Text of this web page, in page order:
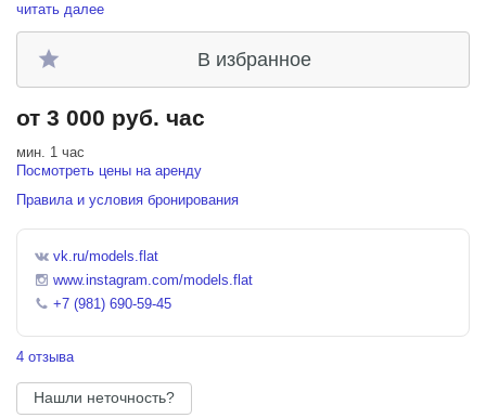
При бронировании доступны все локации:
комната 14 м2
"5 минут" до 07.01.25 (кухня)
"Серпантин" до 07.01.25 (уборная)
"Серебряные коньки" настоящий каток на террасе с 20.12.25 (дата
может быть изменена в связи с погодными условиями)
Оборудование и съемочный гардероб входит в стоимость.
Оборудование:
- Постоянный инсточник Godox Sl 100 Bi (белый и желтый свет +
цветные фильтры). К нему октобокс с сотами 95 см и конус с
- Дым-машина
- Отпариватель
читать далее
В избранное
от 3 000 руб. час
мин. 1 час
Посмотреть цены на аренду
Правила и условия бронирования
vk.ru/models.flat
www.instagram.com/models.flat
+7 (981) 690-59-45
4 отзыва
Нашли неточность?